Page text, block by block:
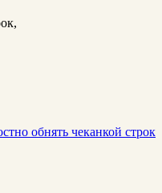
обнять чеканкой строк